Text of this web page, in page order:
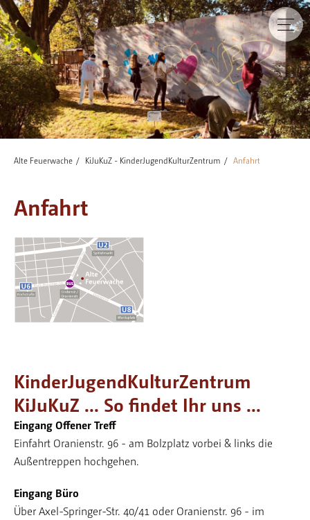
Alte Feuerwache KiJuKuZ - KinderJugendKulturZentrum Anfahrt
Anfahrt
KinderJugendKulturZentrum
KiJuKuZ ... So findet Ihr uns ...
Eingang Offener Treff
Einfahrt Oranienstr. 96 - am Bolzplatz vorbei & links die
Außentreppen hochgehen.
Eingang Büro
Über Axel-Springer-Str. 40/41 oder Oranienstr. 96 - im